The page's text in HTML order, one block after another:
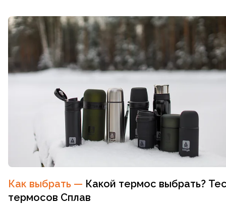
Как выбрать — Какой термос выбрать?
термосов Сплав